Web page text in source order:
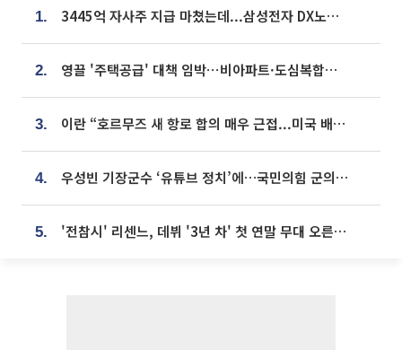
1. 3445억 자사주 지급 마쳤는데...삼성전자 DX노조, 뒤늦은 '떼쓰기 집회'
2. 영끌 '주택공급' 대책 임박⋯비아파트·도심복합까지 총동원
3. 이란 “호르무즈 새 항로 합의 매우 근접...미국 배상 먼저”
4. 우성빈 기장군수 ‘유튜브 정치’에…국민의힘 군의원들 집단 반발
5. '전참시' 리센느, 데뷔 '3년 차' 첫 연말 무대 오른다⋯"그동안 섭외 안 와"